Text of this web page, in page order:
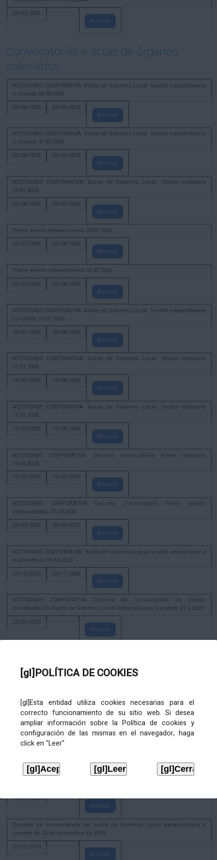
[gl]POLÍTICA DE COOKIES
[gl]Esta entidad utiliza cookies necesarias para el
correcto funcionamiento de su sitio web. Si desea
ampliar información sobre la Política de cookies y
configuración de las mismas en el navegador, haga
click en "Leer"
24/03/2021
Amosar
Convocatorias e actas de órganos
colexiados
ACTIVIDADE CORPORATIVA. Xunta de Goberno Local. Sesión extraordinaria
e urxente 04.08.2026
07/08/2026
07/09/2026
Amosar
ACTIVIDADE CORPORATIVA. Xunta de Goberno Local. Sesión extraordinaria
e urxente 31.07.2026
03/08/2026
03/09/2026
Amosar
ACTIVIDADE CORPORATIVA. Xunta de Goberno Local. Sesión ordinaria
29.07.2026
03/08/2026
03/09/2026
Amosar
Pleno sesión extraordinaria 20.07.2026
22/07/2026
22/08/2026
Amosar
Pleno sesión extraordinaria 20.07.2026
22/07/2026
22/08/2026
Amosar
ACTIVIDADE CORPORATIVA. Xunta de Goberno Local. Sesión extraordinaria
y urgente 17.07.2026
20/07/2026
20/08/2026
Amosar
ACTIVIDADE CORPORATIVA. Xunta de Goberno Local. Sesión ordinaria
15.07.2026
16/07/2026
16/08/2026
Amosar
ACTIVIDADE CORPORATIVA. Xunta de Goberno Local. Sesión ordinaria
15.07.2026
15/07/2026
15/08/2026
Amosar
ACTIVIDADE CORPORATIVA. Decreto convocatoria Pleno ordinario
14.05.2026
12/05/2026
12/05/2027
Amosar
ACTIVIDADE CORPORATIVA Decreto convocatoria Pleno sesión
extraordinaria 27.03.2026
25/03/2026
26/04/2027
Amosar
ACTIVIDADE CORPORATIVA. Xunta de Goberno Local sesión extraordinaria
e urxente do 29-10-2025
29/10/2025
29/11/2026
Amosar
ACTIVIDADE CORPORATIVA. Decreto de convocatoria da sesión
constitutiva da Xunta de Goberno Local extraordinaria e urxente 21.6.2023
22/06/2023
Amosar
Amosar
28/12/2020
Amosar
ACTIVIDADE CORPORATIVA. Extracto do Pleno ordinario de data 2.7.2020
ACTIVIDADE CORPORATIVA. Extracto da Xunta de Goberno Local de 17 de
18/06/2020
Amosar
Decreto de convocatoria de Xunta de Goberno Local extraordinaria e
urxente do 22 de novembro de 2019
21/11/2019
Amosar